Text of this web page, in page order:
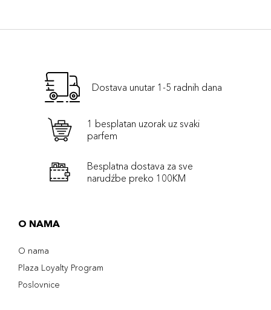
Dostava unutar 1-5 radnih dana
1 besplatan uzorak uz svaki
parfem
Besplatna dostava za sve
narudźbe preko 100KM
O NAMA
O nama
Plaza Loyalty Program
Poslovnice